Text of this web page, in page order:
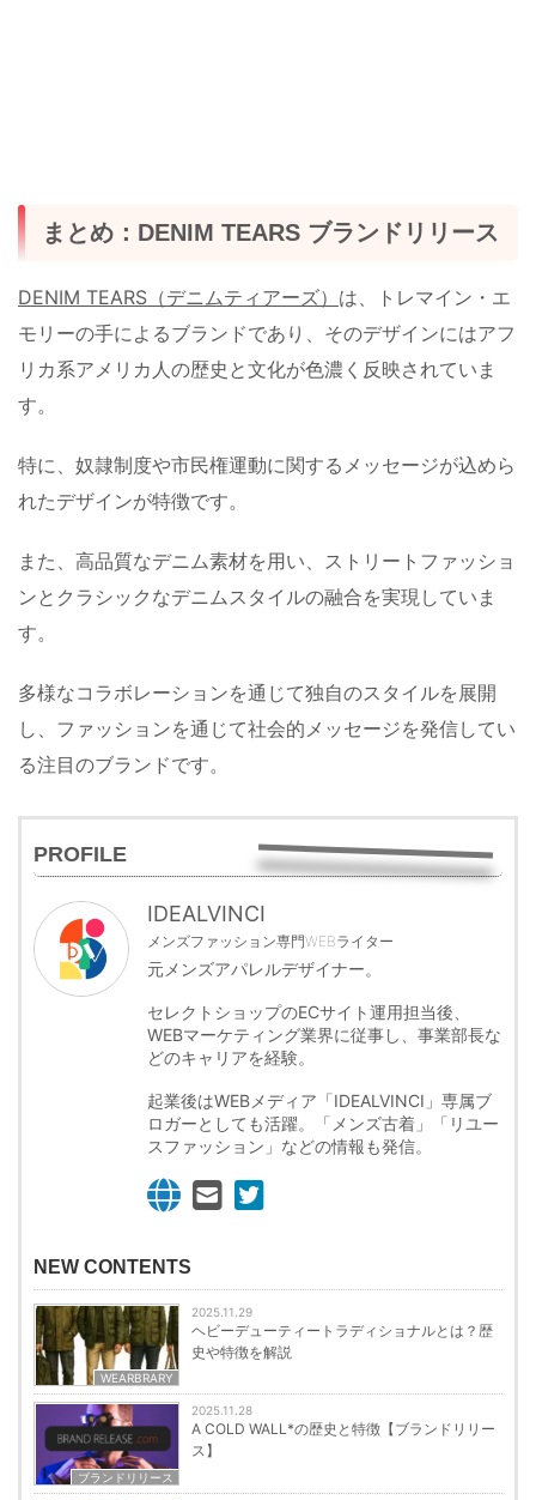
まとめ：DENIM TEARS ブランドリリース
DENIM TEARS（デニムティアーズ） は、トレマイン・エ
モリーの手によるブランドであり、そのデザインにはアフ
リカ系アメリカ人の歴史と文化が色濃く反映されていま
す。
特に、奴隷制度や市民権運動に関するメッセージが込めら
れたデザインが特徴です。
また、高品質なデニム素材を用い、ストリートファッショ
ンとクラシックなデニムスタイルの融合を実現していま
す。
多様なコラボレーションを通じて独自のスタイルを展開
し、ファッションを通じて社会的メッセージを発信してい
る注目のブランドです。
PROFILE
IDEALVINCI
メンズファッション専門WEBライター
元メンズアパレルデザイナー。
セレクトショップのECサイト運用担当後、
WEBマーケティング業界に従事し、事業部長な
どのキャリアを経験。
起業後はWEBメディア「IDEALVINCI」専属ブ
ロガーとしても活躍。「メンズ古着」「リユー
スファッション」などの情報も発信。
NEW CONTENTS
WEARBRARY
2025.11.29
ヘビーデューティートラディショナルとは？歴
史や特徴を解説
ブランドリリース
2025.11.28
A COLD WALL*の歴史と特徴【ブランドリリー
ス】